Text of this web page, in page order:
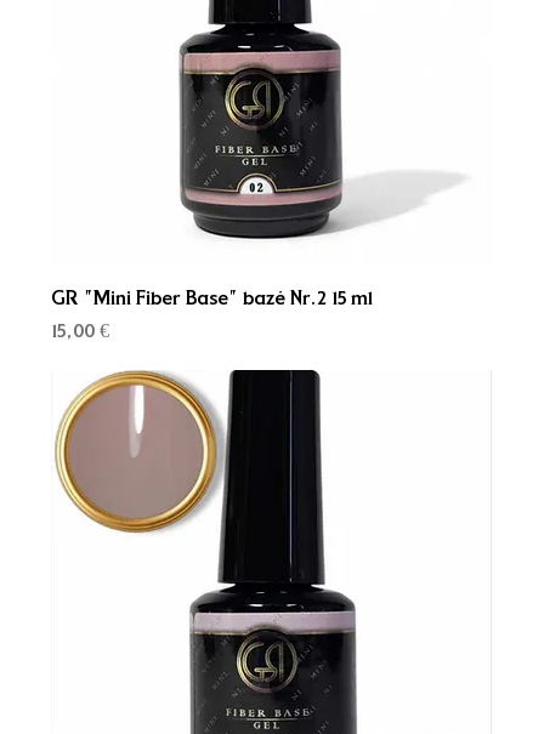
GR "Mini Fiber Base" bazė Nr.2 15 ml
Kaina
15,00 €